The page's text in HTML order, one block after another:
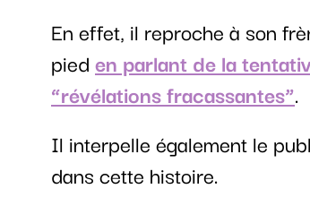
En effet, il reproche à son
pieden parlant de la
“révélations fracassantes”.
Il interpelle également le
dans cette histoire.